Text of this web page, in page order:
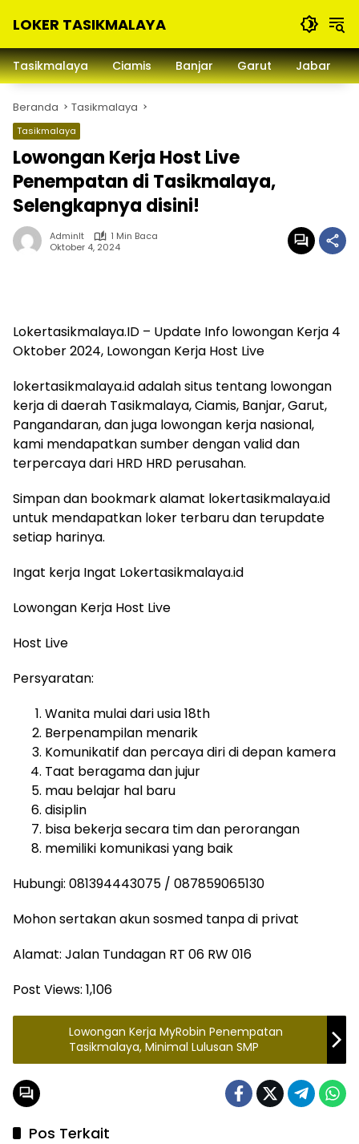
LOKER TASIKMALAYA
Lowongan
Kerja
dan
Sekitarna
Tasikmalaya Ciamis Banjar Garut Jabar
Beranda Tasikmalaya
Tasikmalaya
Lowongan Kerja Host Live
Penempatan di Tasikmalaya,
Selengkapnya disini!
Adminlt
1 Min Baca
Oktober 4, 2024
Lokertasikmalaya.ID – Update Info lowongan Kerja 4
Oktober 2024, Lowongan Kerja Host Live
lokertasikmalaya.id adalah situs tentang lowongan
kerja di daerah Tasikmalaya, Ciamis, Banjar, Garut,
Pangandaran, dan juga lowongan kerja nasional,
kami mendapatkan sumber dengan valid dan
terpercaya dari HRD HRD perusahan.
Simpan dan bookmark alamat lokertasikmalaya.id
untuk mendapatkan loker terbaru dan terupdate
setiap harinya.
Ingat kerja Ingat Lokertasikmalaya.id
Lowongan Kerja Host Live
Host Live
Persyaratan:
Wanita mulai dari usia 18th
⁠Berpenampilan menarik
⁠Komunikatif dan percaya diri di depan kamera
⁠Taat beragama dan jujur
⁠mau belajar hal baru
⁠disiplin
⁠bisa bekerja secara tim dan perorangan
⁠memiliki komunikasi yang baik
Hubungi: 081394443075 / 087859065130
Mohon sertakan akun sosmed tanpa di privat
Alamat: Jalan Tundagan RT 06 RW 016
Post Views: 1,106
Lowongan Kerja MyRobin Penempatan
Tasikmalaya, Minimal Lulusan SMP
Pos Terkait